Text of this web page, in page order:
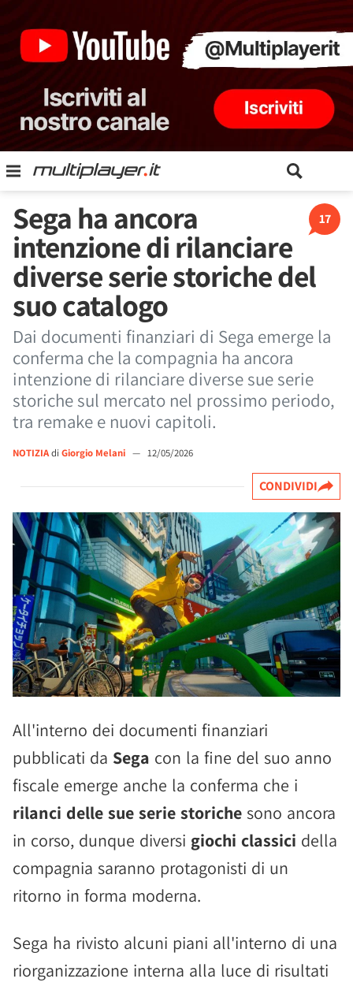
17
Sega ha ancora
intenzione di rilanciare
diverse serie storiche del
suo catalogo
Dai documenti finanziari di Sega emerge la
conferma che la compagnia ha ancora
intenzione di rilanciare diverse sue serie
storiche sul mercato nel prossimo periodo,
tra remake e nuovi capitoli.
NOTIZIAdi Giorgio Melani — 12/05/2026
CONDIVIDI
All'interno dei documenti finanziari
pubblicati da Sega con la fine del suo anno
fiscale emerge anche la conferma che i
rilanci delle sue serie storiche sono ancora
in corso, dunque diversi giochi classici della
compagnia saranno protagonisti di un
ritorno in forma moderna.
Sega ha rivisto alcuni piani all'interno di una
riorganizzazione interna alla luce di risultati